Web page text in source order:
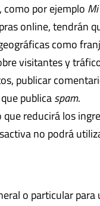
como por ejemplo
online, tendrán
como
visitantes y
publicar
publicaspam.
reducirá los
no podrá
o particular